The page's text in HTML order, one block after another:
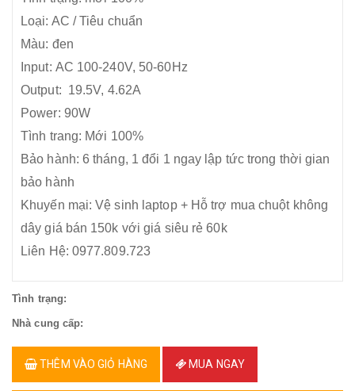
Loại: AC / Tiêu chuẩn
Màu: đen
Input: AC 100-240V, 50-60Hz
Output: 19.5V, 4.62A
Power: 90W
Tình trang: Mới 100%
Bảo hành: 6 tháng, 1 đổi 1 ngay lập tức trong thời gian
bảo hành
Khuyến mại: Vệ sinh laptop + Hỗ trợ mua chuột không
dây giá bán 150k với giá siêu rẻ 60k
Liên Hệ: 0977.809.723
Tình trạng:
Nhà cung cấp:
THÊM VÀO GIỎ HÀNG MUA NGAY